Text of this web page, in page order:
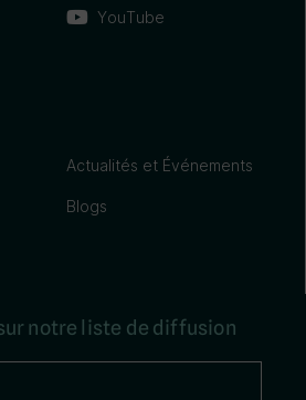
YouTube
Actualités et Événements
Blogs
notre liste de diffusion